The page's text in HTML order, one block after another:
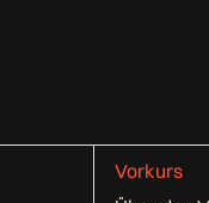
Vorkurs